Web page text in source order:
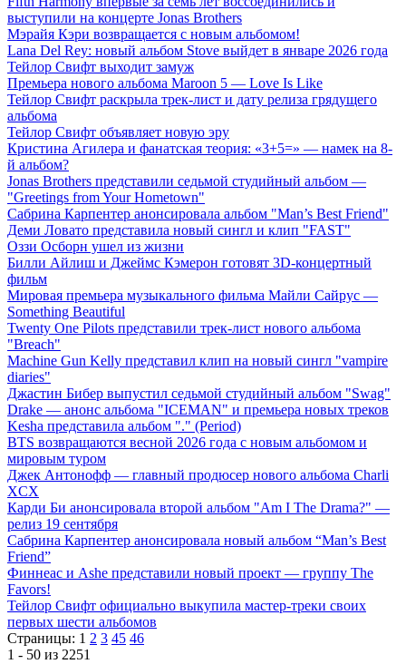
выступили на концерте Jonas Brothers
Мэрайя Кэри возвращается с новым альбомом!
Lana Del Rey: новый альбом Stove выйдет в январе 2026 года
Тейлор Свифт выходит замуж
Премьера нового альбома Maroon 5 — Love Is Like
Тейлор Свифт раскрыла трек-лист и дату релиза грядущего
альбома
Тейлор Свифт объявляет новую эру
Кристина Агилера и фанатская теория: «3+5=» — намек на 8-
й альбом?
Jonas Brothers представили седьмой студийный альбом —
"Greetings from Your Hometown"
Сабрина Карпентер анонсировала альбом "Man’s Best Friend"
Деми Ловато представила новый сингл и клип "FAST"
Оззи Осборн ушел из жизни
Билли Айлиш и Джеймс Кэмерон готовят 3D-концертный
фильм
Мировая премьера музыкального фильма Майли Сайрус —
Something Beautiful
Twenty One Pilots представили трек-лист нового альбома
"Breach"
Machine Gun Kelly представил клип на новый сингл "vampire
diaries"
Джастин Бибер выпустил седьмой студийный альбом "Swag"
Drake — анонс альбома "ICEMAN" и премьера новых треков
Kesha представила альбом "." (Period)
BTS возвращаются весной 2026 года с новым альбомом и
мировым туром
Джек Антонофф — главный продюсер нового альбома Charli
XCX
Карди Би анонсировала второй альбом "Am I The Drama?" —
релиз 19 сентября
Сабрина Карпентер анонсировала новый альбом “Man’s Best
Friend”
Финнеас и Ashe представили новый проект — группу The
Favors!
Тейлор Свифт официально выкупила мастер-треки своих
первых шести альбомов
Страницы: 1 2 3 45 46
1 - 50 из 2251